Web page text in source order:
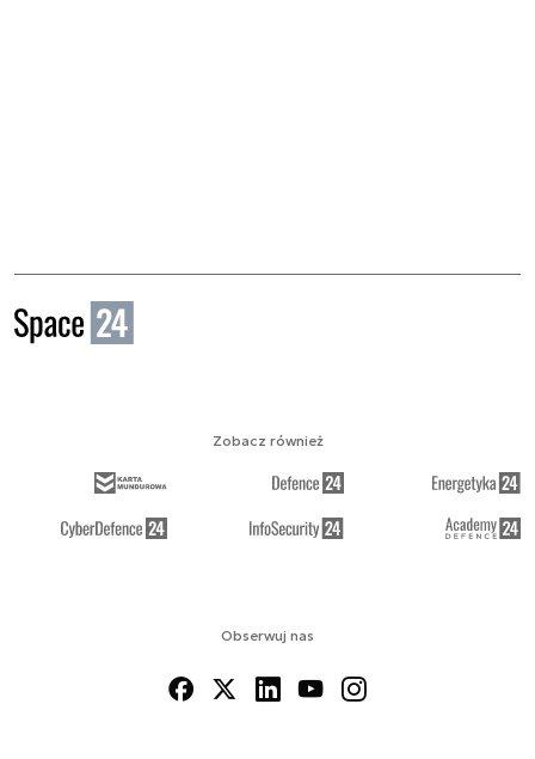
Obserwuj nas
Zobacz również